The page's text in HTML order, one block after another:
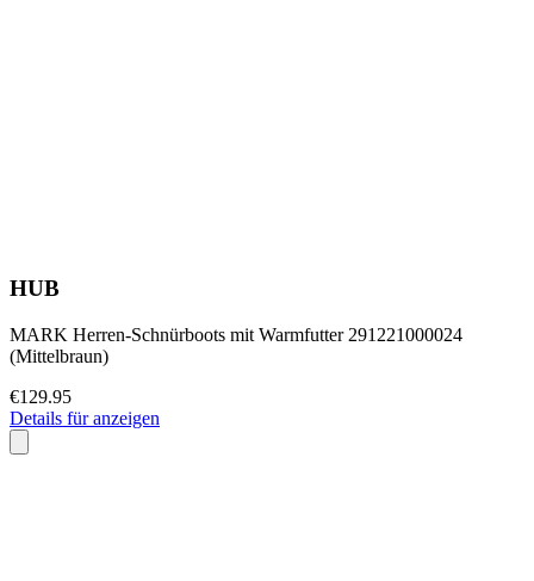
HUB
MARK Herren-Schnürboots mit Warmfutter 291221000024
(Mittelbraun)
€129.95
Details für anzeigen